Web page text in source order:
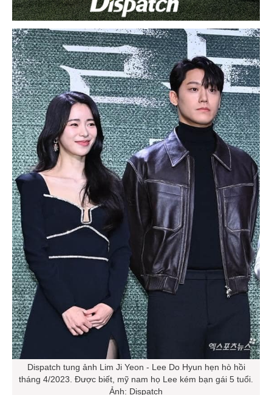
Dispatch tung ảnh Lim Ji Yeon - Lee Do Hyun hẹn hò hồi
tháng 4/2023. Được biết, mỹ nam họ Lee kém bạn gái 5 tuổi.
Ảnh: Dispatch